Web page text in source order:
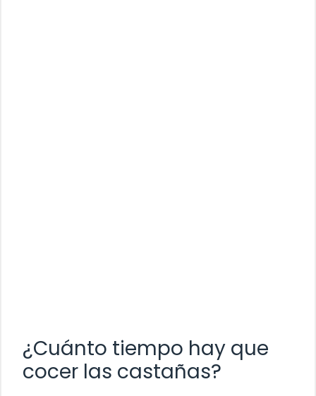
¿Cuánto tiempo hay que
cocer las castañas?